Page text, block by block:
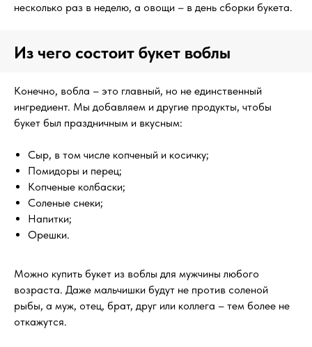
несколько раз в неделю, а овощи – в день сборки букета.
Из чего состоит букет воблы
Конечно, вобла – это главный, но не единственный
ингредиент. Мы добавляем и другие продукты, чтобы
букет был праздничным и вкусным:
Сыр, в том числе копченый и косичку;
Помидоры и перец;
Копченые колбаски;
Соленые снеки;
Напитки;
Орешки.
Можно купить букет из воблы для мужчины любого
возраста. Даже мальчишки будут не против соленой
рыбы, а муж, отец, брат, друг или коллега – тем более не
откажутся.